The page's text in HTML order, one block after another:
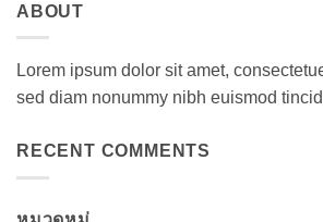
ABOUT
Lorem ipsum dolor sit amet,
sed diam nonummy nibh euismod
RECENT COMMENTS